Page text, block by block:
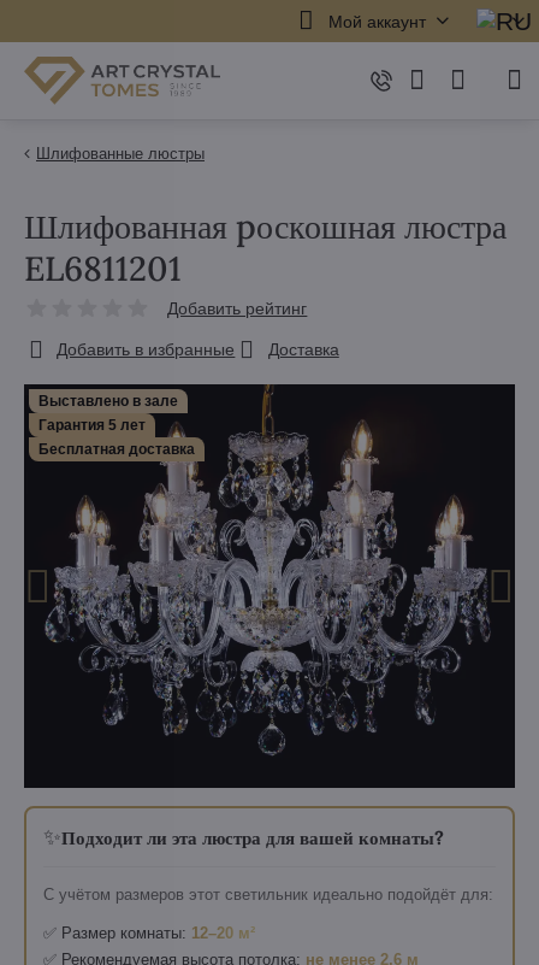
Мой аккаунт
Шлифованные люстры
Выставлено в зале
Гарантия 5 лет
Бесплатная доставка
✨Подходит ли эта люстра для вашей комнаты?
С учётом размеров этот светильник идеально подойдёт для:
✅ Размер комнаты: 12–20 м²
✅ Рекомендуемая высота потолка: не менее 2,6 м
Шлифованная pоскошная люстра
EL6811201
Добавить рейтинг
Добавить в избранные Доставка